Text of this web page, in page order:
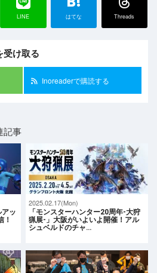
LINE はてな Threads
け取る
Inoreaderで購読する
記事
アッ
！
2025.02.17(Mon)
「モンスターハンター20周年-大狩
猟展-」大阪がいよいよ開催！アル
シュベルドのチャ…